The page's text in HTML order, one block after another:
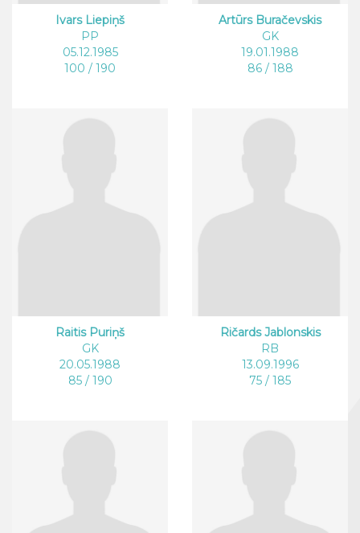
Ivars Liepiņš
PP
05.12.1985
100 / 190
Artūrs Buračevskis
GK
19.01.1988
86 / 188
Raitis Puriņš
GK
20.05.1988
85 / 190
Ričards Jablonskis
RB
13.09.1996
75 / 185